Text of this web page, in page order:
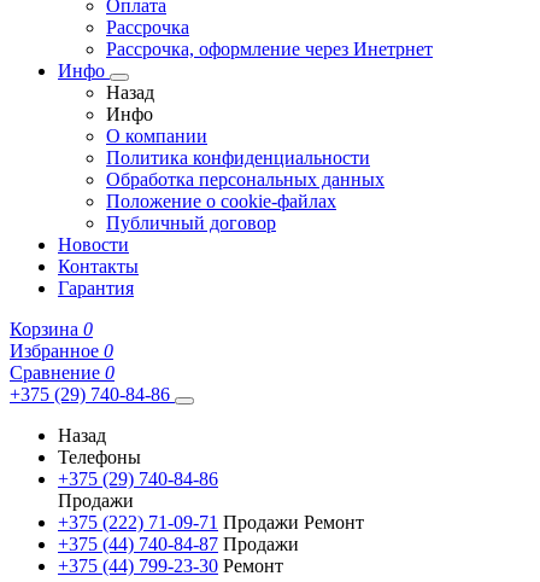
Оплата
Рассрочка
Рассрочка, оформление через Инетрнет
Инфо
Назад
Инфо
О компании
Политика конфиденциальности
Обработка персональных данных
Положение о cookie-файлах
Публичный договор
Новости
Контакты
Гарантия
Корзина 0
Избранное 0
Сравнение 0
+375 (29) 740-84-86
Назад
Телефоны
+375 (29) 740-84-86
Продажи
+375 (222) 71-09-71 Продажи Ремонт
+375 (44) 740-84-87 Продажи
+375 (44) 799-23-30 Ремонт